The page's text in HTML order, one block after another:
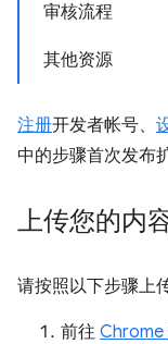
审核流程
其他资源
注册开发者帐号、
中的步骤首次发布
上传您的内
请按照以下步骤上
前往 Chrome